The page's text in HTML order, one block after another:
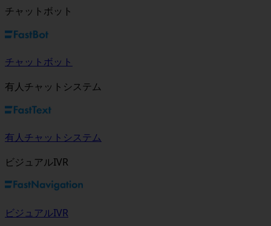
チャットボット
チャットボット
有人チャットシステム
有人チャットシステム
ビジュアルIVR
ビジュアルIVR